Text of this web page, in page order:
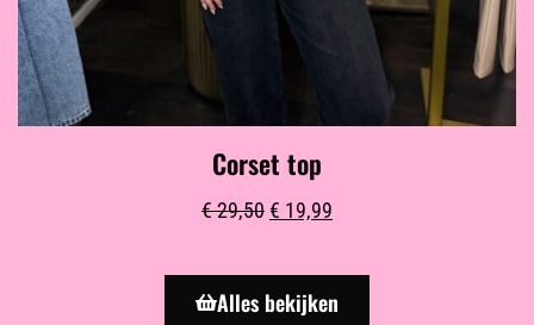
Corset top
€29,50 € 19,99
Alles bekijken